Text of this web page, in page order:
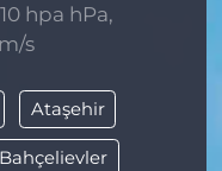
hpa hPa,
s
Ataşehir
Bahçelievler